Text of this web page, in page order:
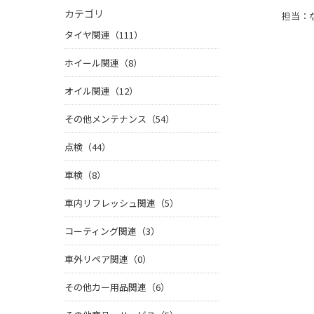
担当：
カテゴリ
タイヤ関連（111）
ホイール関連（8）
オイル関連（12）
その他メンテナンス（54）
点検（44）
車検（8）
車内リフレッシュ関連（5）
コーティング関連（3）
車外リペア関連（0）
その他カー用品関連（6）